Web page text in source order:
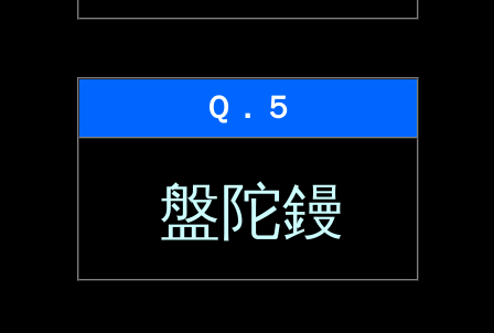
Ｑ．５
盤陀鏝